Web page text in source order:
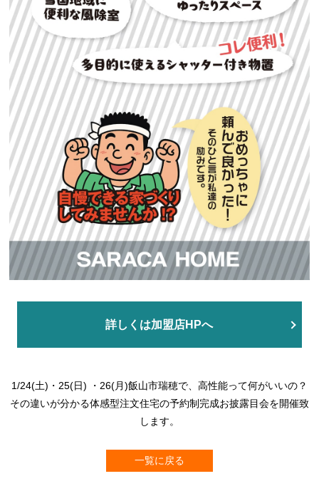
詳しくは加盟店HPへ
1/24(土)・25(日) ・26(月)飯山市瑞穂で、高性能って何がいいの？
その違いが分かる体感型注文住宅の予約制完成お披露目会を開催致
します。
一覧に戻る